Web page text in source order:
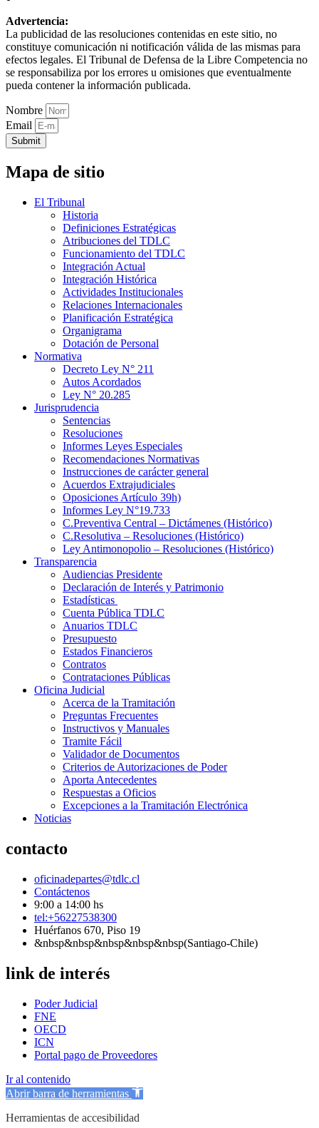
Advertencia:
La publicidad de las resoluciones contenidas en este sitio, no
constituye comunicación ni notificación válida de las mismas para
efectos legales. El Tribunal de Defensa de la Libre Competencia no
se responsabiliza por los errores u omisiones que eventualmente
pueda contener la información publicada.
Nombre
Email
Submit
Mapa de sitio
El Tribunal
Historia
Definiciones Estratégicas
Atribuciones del TDLC
Funcionamiento del TDLC
Integración Actual
Integración Histórica
Actividades Institucionales
Relaciones Internacionales
Planificación Estratégica
Organigrama
Dotación de Personal
Normativa
Decreto Ley N° 211
Autos Acordados
Ley N° 20.285
Jurisprudencia
Sentencias
Resoluciones
Informes Leyes Especiales
Recomendaciones Normativas
Instrucciones de carácter general
Acuerdos Extrajudiciales
Oposiciones Artículo 39h)
Informes Ley N°19.733
C.Preventiva Central – Dictámenes (Histórico)
C.Resolutiva – Resoluciones (Histórico)
Ley Antimonopolio – Resoluciones (Histórico)
Transparencia
Audiencias Presidente
Declaración de Interés y Patrimonio
Estadísticas
Cuenta Pública TDLC
Anuarios TDLC
Presupuesto
Estados Financieros
Contratos
Contrataciones Públicas
Oficina Judicial
Acerca de la Tramitación
Preguntas Frecuentes
Instructivos y Manuales
Tramite Fácil
Validador de Documentos
Criterios de Autorizaciones de Poder
Aporta Antecedentes
Respuestas a Oficios
Excepciones a la Tramitación Electrónica
Noticias
contacto
oficinadepartes@tdlc.cl
Contáctenos
9:00 a 14:00 hs
tel:+56227538300
Huérfanos 670, Piso 19
&nbsp&nbsp&nbsp&nbsp&nbsp(Santiago-Chile)
link de interés
Poder Judicial
FNE
OECD
ICN
Portal pago de Proveedores
Ir al contenido
Abrir barra de herramientas
Herramientas de accesibilidad